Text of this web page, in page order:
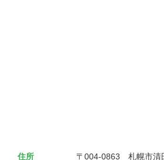
住所 〒004-0863　札幌市